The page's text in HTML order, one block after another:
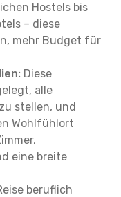
Hostels bis
– diese
mehr Budget für
Diese
alle
stellen, und
Wohlfühlort
eine breite
beruflich